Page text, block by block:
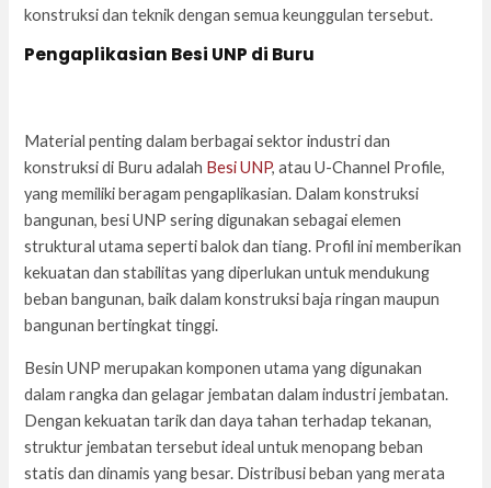
konstruksi dan teknik dengan semua keunggulan tersebut.
Pengaplikasian Besi UNP di Buru
Material penting dalam berbagai sektor industri dan
konstruksi di Buru adalah Besi UNP, atau U-Channel Profile,
yang memiliki beragam pengaplikasian. Dalam konstruksi
bangunan, besi UNP sering digunakan sebagai elemen
struktural utama seperti balok dan tiang. Profil ini memberikan
kekuatan dan stabilitas yang diperlukan untuk mendukung
beban bangunan, baik dalam konstruksi baja ringan maupun
bangunan bertingkat tinggi.
Besin UNP merupakan komponen utama yang digunakan
dalam rangka dan gelagar jembatan dalam industri jembatan.
Dengan kekuatan tarik dan daya tahan terhadap tekanan,
struktur jembatan tersebut ideal untuk menopang beban
statis dan dinamis yang besar. Distribusi beban yang merata